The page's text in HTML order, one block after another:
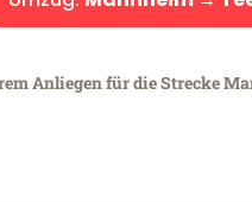
Anliegen für die Strecke